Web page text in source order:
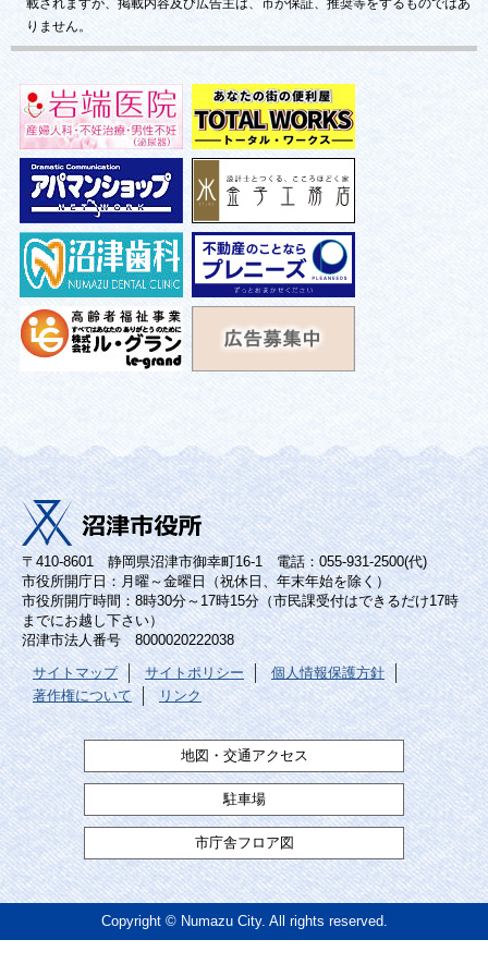
りません。
〒410-8601 静岡県沼津市御幸町16-1 電話：055-931-2500(代)
市役所開庁日：月曜～金曜日（祝休日、年末年始を除く）
市役所開庁時間：8時30分～17時15分（市民課受付はできるだけ17時
までにお越し下さい）
沼津市法人番号 8000020222038
サイトマップ サイトポリシー
個人情報保護方針
著作権について
リンク
地図・交通アクセス
駐車場
市庁舎フロア図
Copyright © Numazu City. All rights reserved.